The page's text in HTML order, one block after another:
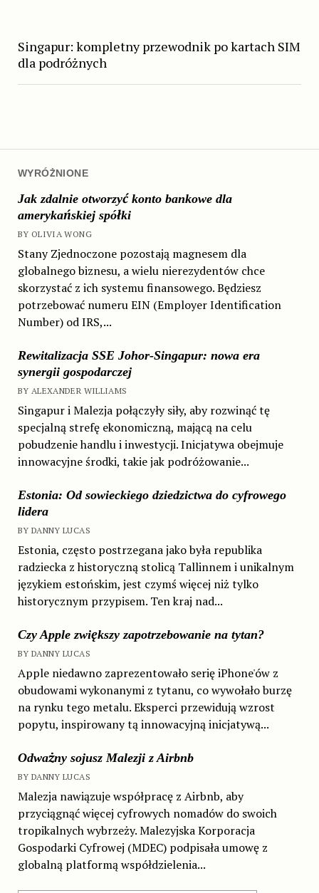
WYRÓŻNIONE
Jak zdalnie otworzyć konto bankowe dla
amerykańskiej spółki
BY OLIVIA WONG
Stany Zjednoczone pozostają magnesem dla
globalnego biznesu, a wielu nierezydentów chce
skorzystać z ich systemu finansowego. Będziesz
potrzebować numeru EIN (Employer Identification
Number) od IRS,...
Rewitalizacja SSE Johor-Singapur: nowa era
synergii gospodarczej
BY ALEXANDER WILLIAMS
Singapur i Malezja połączyły siły, aby rozwinąć tę
specjalną strefę ekonomiczną, mającą na celu
pobudzenie handlu i inwestycji. Inicjatywa obejmuje
innowacyjne środki, takie jak podróżowanie...
Estonia: Od sowieckiego dziedzictwa do cyfrowego
lidera
BY DANNY LUCAS
Estonia, często postrzegana jako była republika
radziecka z historyczną stolicą Tallinnem i unikalnym
językiem estońskim, jest czymś więcej niż tylko
historycznym przypisem. Ten kraj nad...
Czy Apple zwiększy zapotrzebowanie na tytan?
BY DANNY LUCAS
Apple niedawno zaprezentowało serię iPhone'ów z
obudowami wykonanymi z tytanu, co wywołało burzę
na rynku tego metalu. Eksperci przewidują wzrost
popytu, inspirowany tą innowacyjną inicjatywą...
Odważny sojusz Malezji z Airbnb
BY DANNY LUCAS
Malezja nawiązuje współpracę z Airbnb, aby
przyciągnąć więcej cyfrowych nomadów do swoich
tropikalnych wybrzeży. Malezyjska Korporacja
Gospodarki Cyfrowej (MDEC) podpisała umowę z
globalną platformą współdzielenia...
Singapur: kompletny przewodnik po kartach SIM
dla podróżnych